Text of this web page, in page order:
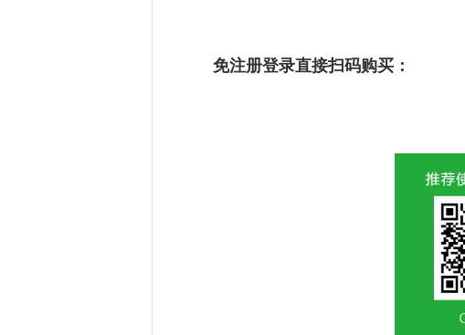
免注册登录直接扫码购买：